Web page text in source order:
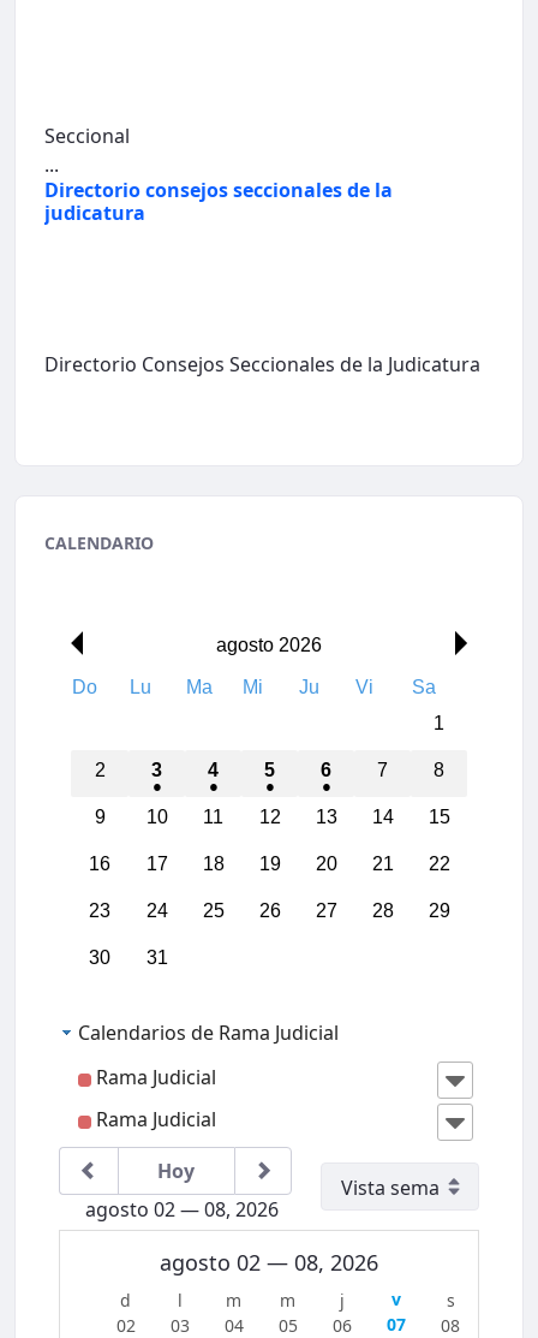
Seccional
...
Directorio consejos seccionales de la
judicatura
Directorio Consejos Seccionales de la Judicatura
CALENDARIO
agosto 2026
Do Lu Ma Mi Ju Vi
Sa
1
2 3 4 5 6 7 8
9 10 11 12 13 14 15
16 17 18 19 20 21 22
23 24 25 26 27 28 29
30 31
Calendarios de Rama Judicial
Rama Judicial
Rama Judicial
Hoy
agosto 02 — 08, 2026
agosto 02 — 08, 2026
02 03 04 05 06 07 08
01:00
04:00
08:00
greso
Jurisdi
cción
Conten
Admini
a del
Caribe